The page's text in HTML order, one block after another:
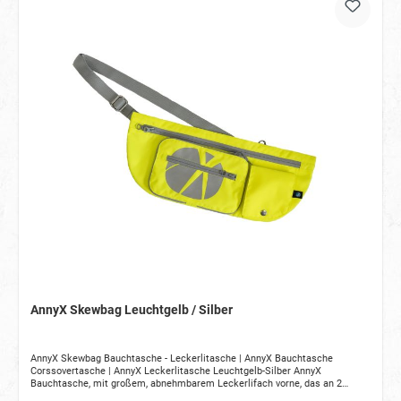
AnnyX Skewbag Leuchtgelb / Silber
AnnyX Skewbag Bauchtasche - Leckerlitasche | AnnyX Bauchtasche
Corssovertasche | AnnyX Leckerlitasche Leuchtgelb-Silber AnnyX
Bauchtasche, mit großem, abnehmbarem Leckerlifach vorne, das an 2